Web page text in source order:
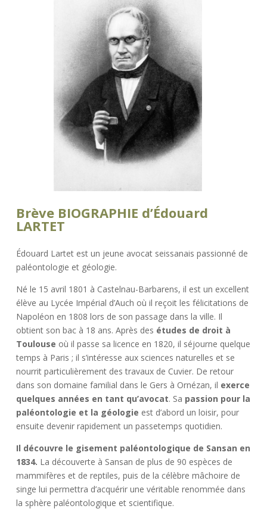
Brève BIOGRAPHIE d’Édouard
LARTET
Édouard Lartet est un jeune avocat seissanais passionné de
paléontologie et géologie.
Né le 15 avril 1801 à Castelnau-Barbarens, il est un excellent
élève au Lycée Impérial d’Auch où il reçoit les félicitations de
Napoléon en 1808 lors de son passage dans la ville. Il
obtient son bac à 18 ans. Après des études de droit à
Toulouse où il passe sa licence en 1820, il séjourne quelque
temps à Paris ; il s’intéresse aux sciences naturelles et se
nourrit particulièrement des travaux de Cuvier. De retour
dans son domaine familial dans le Gers à Ornézan, il exerce
quelques années en tant qu’avocat. Sa passion pour la
paléontologie et la géologie est d’abord un loisir, pour
ensuite devenir rapidement un passetemps quotidien.
Il découvre le gisement paléontologique de Sansan en
1834. La découverte à Sansan de plus de 90 espèces de
mammifères et de reptiles, puis de la célèbre mâchoire de
singe lui permettra d’acquérir une véritable renommée dans
la sphère paléontologique et scientifique.